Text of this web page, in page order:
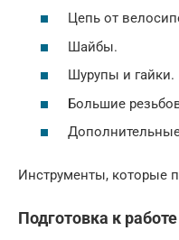
Цепь от
Шайбы.
Шурупы и гайки.
Большие
Инструменты, которые
Подготовка к